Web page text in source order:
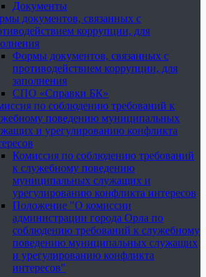
Документы
документов, связанных с
коррупции, для
Формы документов, связанных с
противодействием коррупции, для
заполнения
СПО «Справки БК»
по соблюдению требований к
поведению муниципальных
и урегулированию конфликта
Комиссия по соблюдению требований
к служебному поведению
муниципальных служащих и
урегулированию конфликта интересов
Положение "О комиссии
администрации города Орла по
соблюдению требований к служебному
поведению муниципальных служащих
и урегулированию конфликта
интересов"